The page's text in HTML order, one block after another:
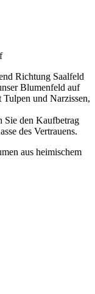
Richtung Saalfeld
Blumenfeld auf
Tulpen und Narzissen,
Sie den Kaufbetrag
des Vertrauens.
aus heimischem